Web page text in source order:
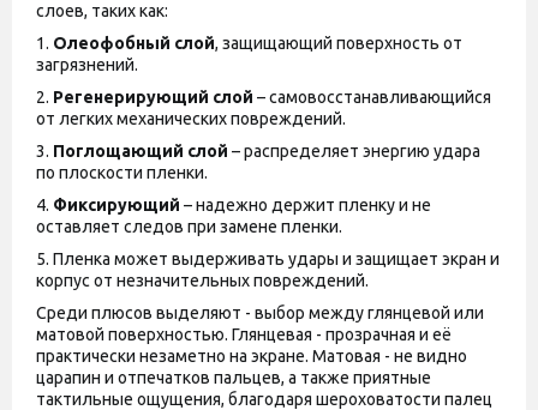
слоев, таких как:
1. Олеофобный слой, защищающий поверхность от
загрязнений.
2. Регенерирующий слой – самовосстанавливающийся
от легких механических повреждений.
3. Поглощающий слой – распределяет энергию удара
по плоскости пленки.
4. Фиксирующий – надежно держит пленку и не
оставляет следов при замене пленки.
5. Пленка может выдерживать удары и защищает экран и
корпус от незначительных повреждений.
Среди плюсов выделяют - выбор между глянцевой или
матовой поверхностью. Глянцевая - прозрачная и её
практически незаметно на экране. Матовая - не видно
царапин и отпечатков пальцев, а также приятные
тактильные ощущения, благодаря шероховатости палец